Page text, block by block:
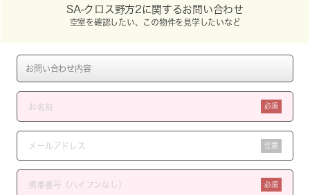
SA-クロス野方2に関するお問い合わせ
空室を確認したい、この物件を見学したいなど
必須
任意
必須